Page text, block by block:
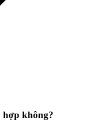
hợp không?